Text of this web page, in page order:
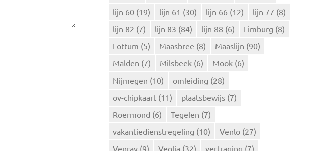
lijn 60 (19) lijn 61 (30) lijn 66 (12) lijn 77 (8)
lijn 82 (7) lijn 83 (84) lijn 88 (6) Limburg (8)
Lottum (5) Maasbree (8) Maaslijn (90)
Malden (7) Milsbeek (6) Mook (6)
Nijmegen (10) omleiding (28)
ov-chipkaart (11) plaatsbewijs (7)
Roermond (6) Tegelen (7)
vakantiedienstregeling (10) Venlo (27)
Venray (9) Veolia (32) vertraging (7)